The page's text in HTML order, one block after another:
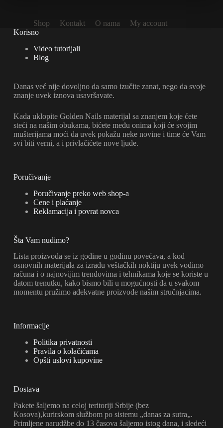
Shop Kontakt O nama
My account
Korisno
Video tutorijali
Blog
Danas već nije dovoljno da samo izučite zanat, nego da svoje
znanje uvek iznova usavršavate.
Kada uklopite Golden Nails materijal sa znanjem koje ćete
steći na našim obukama, bićete među onima koji će svojim
mušterijama moći da uvek pokažu neke novine i time će Vam
svi biti verni, a i privlačićete nove ljude.
Poručivanje
Poručivanje preko web shop-a
Cene i plaćanje
Reklamacija i povrat novca
Šta Vam nudimo?
Lista proizvoda se iz godine u godinu povećava, a kod
osnovnih materijala za izradu veštačkih noktiju uvek vodimo
računa i o najnovijim trendovima i tehnikama koje se koriste u
datom trenutku, kako bismo bili u mogućnosti da u svakom
momentu pružimo adekvatne proizvode našim stručnjacima.
Informacije
Politika privatnosti
Pravila o kolačićama
Opšti uslovi kupovine
Dostava
Pakete šaljemo na celoj teritoriji Srbije (bez
Kosova),kurirskom službom po sistemu „danas za sutra„.
Primljene narudžbe do 13 časova šaljemo istog dana, i sledeći